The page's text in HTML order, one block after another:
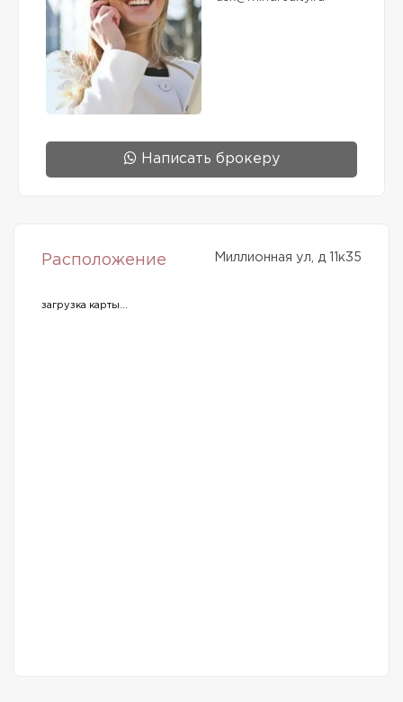
Написать брокеру
Расположение Миллионная ул, д 11к35
загрузка карты...